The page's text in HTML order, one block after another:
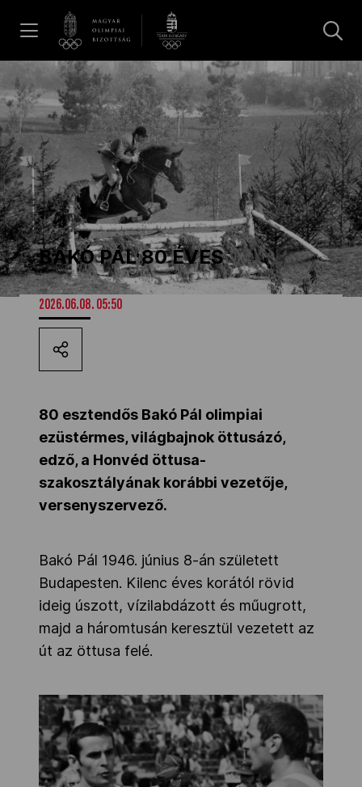
Hírek
Galéria
Dakar 2026
Los Angeles 2028
MOB
NOB
Társszervezetek
OVEP
Adatbank
BAKÓ PÁL 80 ÉVES
2026.06.08. 05:50
80 esztendős Bakó Pál olimpiai
ezüstérmes, világbajnok öttusázó,
edző, a Honvéd öttusa-
szakosztályának korábbi vezetője,
versenyszervező.
Bakó Pál 1946. június 8-án született
Budapesten. Kilenc éves korától rövid
ideig úszott, vízilabdázott és műugrott,
majd a háromtusán keresztül vezetett az
út az öttusa felé.